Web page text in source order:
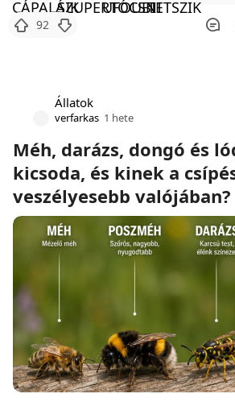
92
Állatok
verfarkas 1 hete
Méh, darázs, dongó és
kicsoda, és kinek a
veszélyesebb valójában?